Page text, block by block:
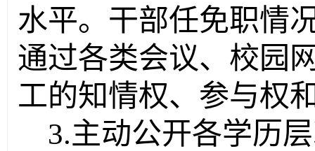
水平。干部任免职情
通过各类会议、校园
工的知情权、参与权
3.主动公开各学历